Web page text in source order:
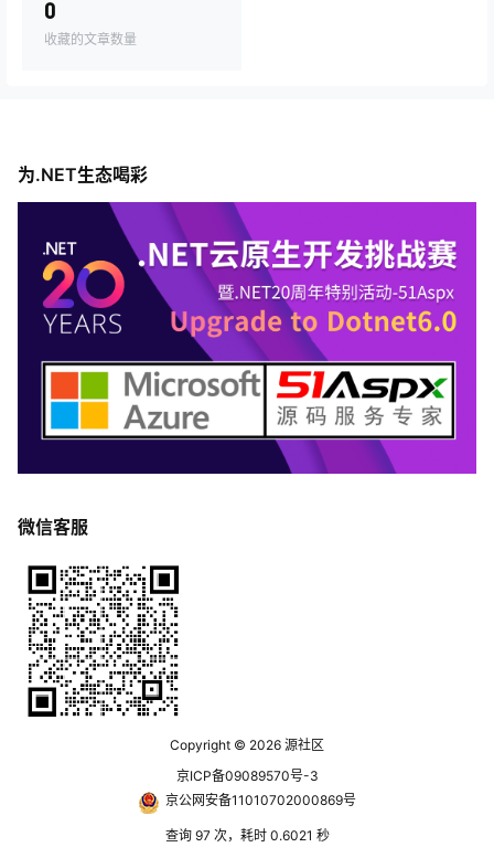
0
收藏的文章数量
为.NET生态喝彩
微信客服
Copyright © 2026 源社区
京ICP备09089570号-3
京公网安备11010702000869号
查询 97 次，耗时 0.6021 秒